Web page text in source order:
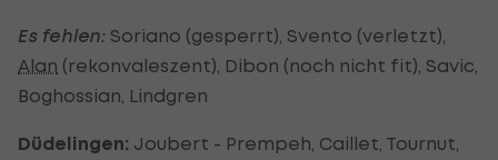
Es fehlen: Soriano (gesperrt), Svento (verletzt),
Alan (rekonvaleszent), Dibon (noch nicht fit), Savic,
Boghossian, Lindgren
Düdelingen: Joubert - Prempeh, Caillet, Tournut,